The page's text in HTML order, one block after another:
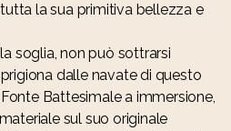
la sua primitiva bellezza e
soglia, non può sottrarsi
dalle navate di questo
Battesimale a immersione,
sul suo originale